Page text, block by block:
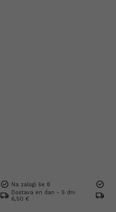
Na zalogi še 8
Dostava en dan - 5 dni
6,50 €